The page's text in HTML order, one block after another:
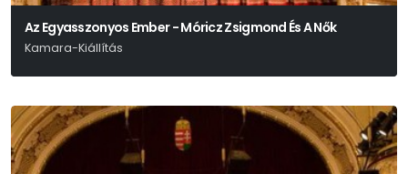
Az Egyasszonyos Ember - Móricz Zsigmond És A Nők
Kamara-Kiállítás